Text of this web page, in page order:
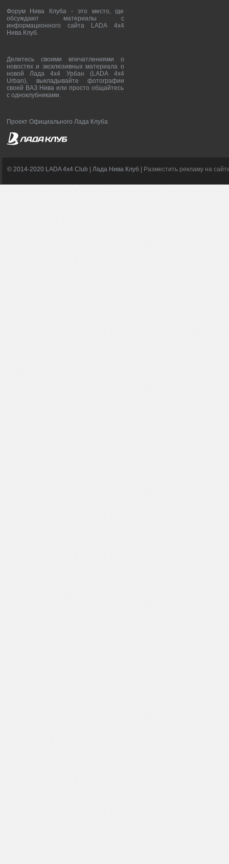
Форум Нива Клуба - это место, где
обсуждают материалы с
информационного сайта LADA 4x4
Нива Клуб.
Делитесь своими впечатлениями о
новостях и эксклюзивных материала о
новой Лада 4х4 Урбан (LADA 4x4
Urban), выкладывайте фотографии
своей ВАЗ Нива или просто общайтесь
с одноклубниками.
Проект Официального Лада Клуба
© 2014-2020 LADA 4x4 Club | Лада Нива Клуб | Разместить рекламу на